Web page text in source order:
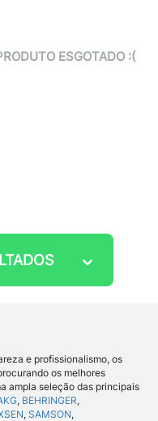
ESGOTADO :(
e profissionalismo, os
os melhores
ampla seleção das principais
, BEHRINGER,
, SAMSON,